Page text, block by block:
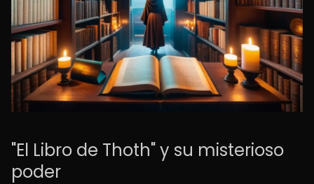
"El Libro de Thoth" y su misterioso
poder